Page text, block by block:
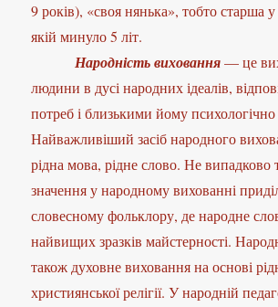
9 років), «своя нянька», тобто старша у
якій минуло 5 літ.
Народність виховання— це
людини в дусі народних ідеалів,
потреб і близькими йому
Найважливіший засіб народного
рідна мова, рідне слово. Не випадково
значення у народному вихованні
словесному фольклору, де народне
найвищих зразків майстерності.
також духовне виховання на основі
християнської релігії. У народній